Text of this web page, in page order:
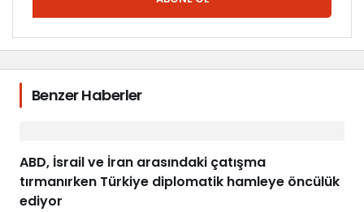
Benzer Haberler
ABD, İsrail ve İran arasındaki çatışma
tırmanırken Türkiye diplomatik hamleye öncülük
ediyor